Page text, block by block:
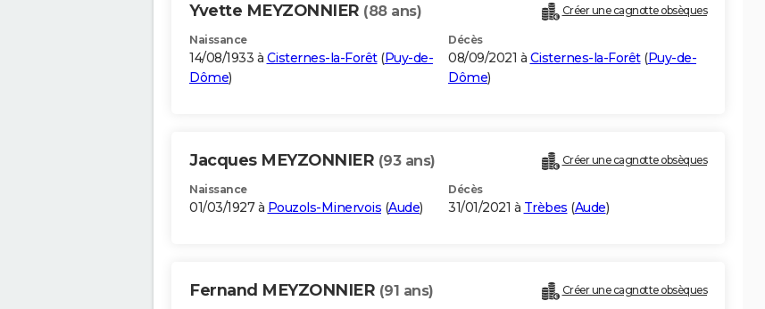
Yvette MEYZONNIER (88 ans) Créer une cagnotte obsèques
Naissance
14/08/1933 à Cisternes-la-Forêt(Puy-de-
Dôme)
Décès
08/09/2021 à Cisternes-la-Forêt(Puy-de-
Dôme)
Jacques MEYZONNIER (93 ans) Créer une cagnotte obsèques
Naissance
01/03/1927 à Pouzols-Minervois (Aude)
Décès
31/01/2021 à Trèbes (Aude)
Fernand MEYZONNIER (91 ans) Créer une cagnotte obsèques